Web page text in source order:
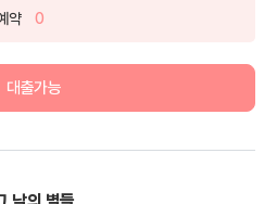
약 0
대출가능